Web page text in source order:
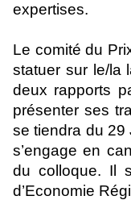
expertises.
Le comité du
statuer sur le/la
deux rapports
présenter ses
se tiendra du 29
s’engage en
du colloque. Il
d’Economie